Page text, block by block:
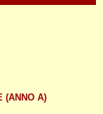
(ANNO A)